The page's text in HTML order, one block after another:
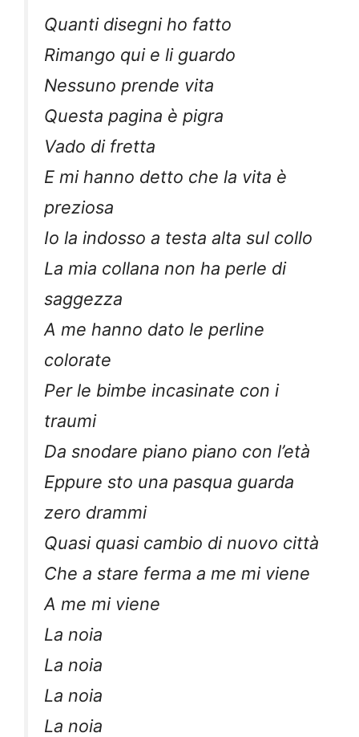
Quanti disegni ho fatto
Rimango qui e li guardo
Nessuno prende vita
Questa pagina è pigra
Vado di fretta
E mi hanno detto che la vita è
preziosa
Io la indosso a testa alta sul collo
La mia collana non ha perle di
saggezza
A me hanno dato le perline
colorate
Per le bimbe incasinate con i
traumi
Da snodare piano piano con l’età
Eppure sto una pasqua guarda
zero drammi
Quasi quasi cambio di nuovo città
Che a stare ferma a me mi viene
A me mi viene
La noia
La noia
La noia
La noia